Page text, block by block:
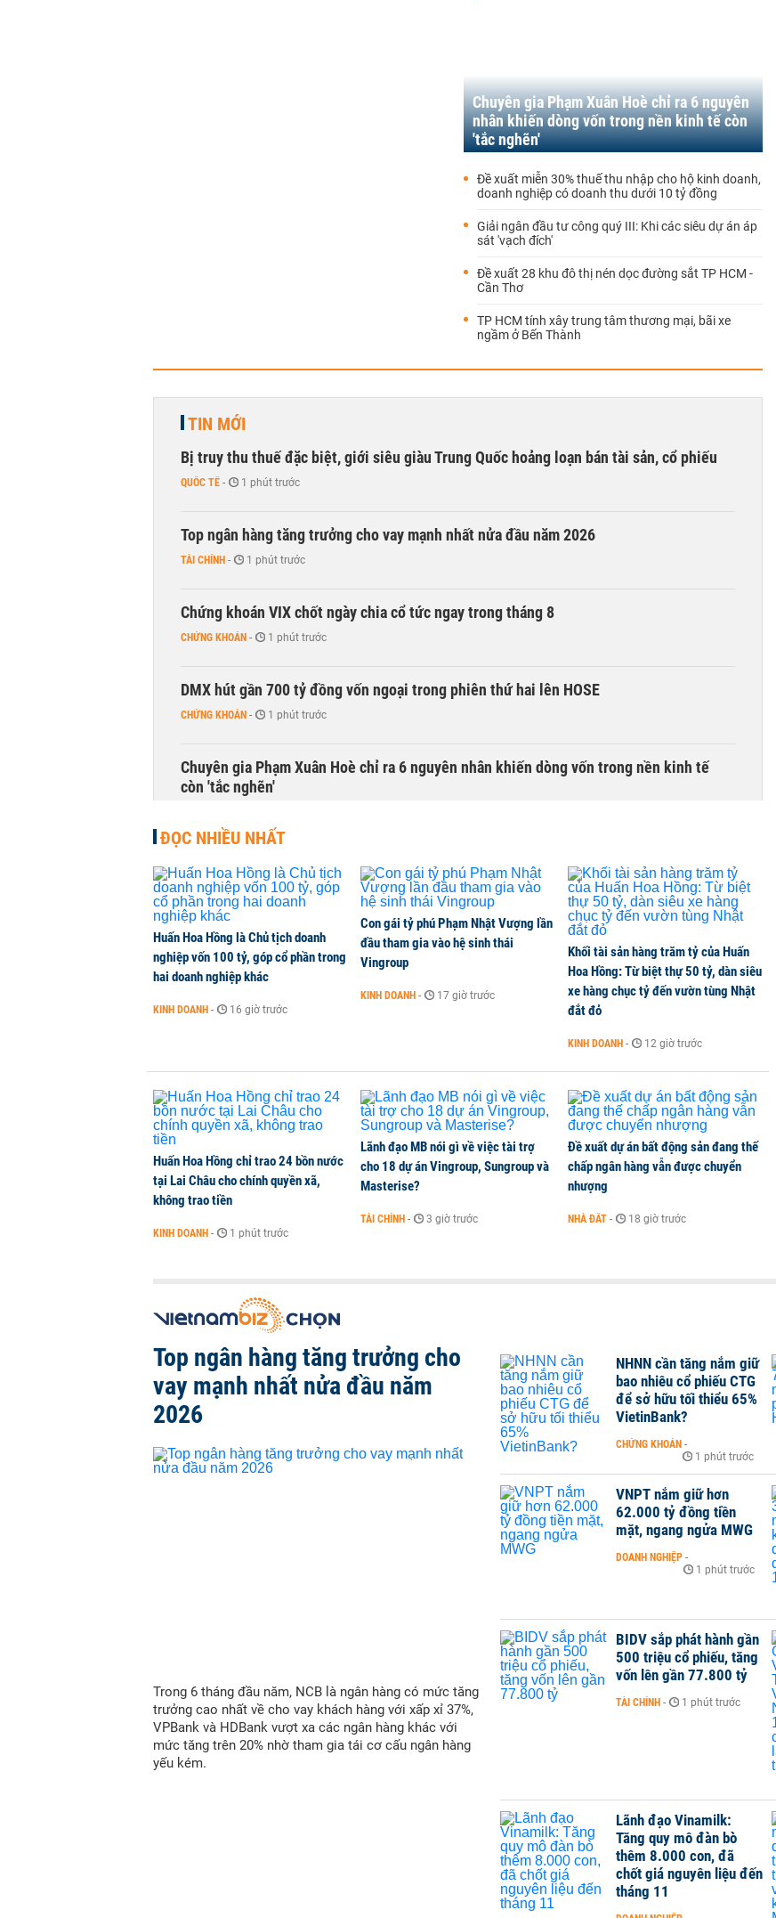
Chuyên gia Phạm Xuân Hoè chỉ ra 6 nguyên
nhân khiến dòng vốn trong nền kinh tế còn
'tắc nghẽn'
Đề xuất miễn 30% thuế thu nhập cho hộ kinh doanh,
doanh nghiệp có doanh thu dưới 10 tỷ đồng
Giải ngân đầu tư công quý III: Khi các siêu dự án áp
sát 'vạch đích'
Đề xuất 28 khu đô thị nén dọc đường sắt TP HCM -
Cần Thơ
TP HCM tính xây trung tâm thương mại, bãi xe
ngầm ở Bến Thành
TIN MỚI
Bị truy thu thuế đặc biệt, giới siêu giàu Trung Quốc hoảng loạn bán tài sản, cổ phiếu
QUỐC TẾ - 1 phút trước
Top ngân hàng tăng trưởng cho vay mạnh nhất nửa đầu năm 2026
TÀI CHÍNH - 1 phút trước
Chứng khoán VIX chốt ngày chia cổ tức ngay trong tháng 8
CHỨNG KHOÁN - 1 phút trước
DMX hút gần 700 tỷ đồng vốn ngoại trong phiên thứ hai lên HOSE
CHỨNG KHOÁN - 1 phút trước
Chuyên gia Phạm Xuân Hoè chỉ ra 6 nguyên nhân khiến dòng vốn trong nền kinh tế
còn 'tắc nghẽn'
ĐỌC NHIỀU NHẤT
Huấn Hoa Hồng là Chủ tịch doanh
nghiệp vốn 100 tỷ, góp cổ phần trong
hai doanh nghiệp khác
KINH DOANH - 16 giờ trước
Con gái tỷ phú Phạm Nhật Vượng lần
đầu tham gia vào hệ sinh thái
Vingroup
KINH DOANH - 17 giờ trước
Khối tài sản hàng trăm tỷ của Huấn
Hoa Hồng: Từ biệt thự 50 tỷ, dàn siêu
xe hàng chục tỷ đến vườn tùng Nhật
đắt đỏ
KINH DOANH - 12 giờ trước
Huấn Hoa Hồng chỉ trao 24 bồn nước
tại Lai Châu cho chính quyền xã,
không trao tiền
KINH DOANH - 1 phút trước
Lãnh đạo MB nói gì về việc tài trợ
cho 18 dự án Vingroup, Sungroup và
Masterise?
TÀI CHÍNH - 3 giờ trước
Đề xuất dự án bất động sản đang thế
chấp ngân hàng vẫn được chuyển
nhượng
NHÀ ĐẤT - 18 giờ trước
Top ngân hàng tăng trưởng cho
vay mạnh nhất nửa đầu năm
2026
Trong 6 tháng đầu năm, NCB là ngân hàng có mức tăng
trưởng cao nhất về cho vay khách hàng với xấp xỉ 37%,
VPBank và HDBank vượt xa các ngân hàng khác với
mức tăng trên 20% nhờ tham gia tái cơ cấu ngân hàng
yếu kém.
NHNN cần tăng nắm giữ
bao nhiêu cổ phiếu CTG
để sở hữu tối thiểu 65%
VietinBank?
CHỨNG KHOÁN -
1 phút trước
VNPT nắm giữ hơn
62.000 tỷ đồng tiền
mặt, ngang ngửa MWG
DOANH NGHIỆP -
1 phút trước
BIDV sắp phát hành gần
500 triệu cổ phiếu, tăng
vốn lên gần 77.800 tỷ
TÀI CHÍNH - 1 phút trước
Lãnh đạo Vinamilk:
Tăng quy mô đàn bò
thêm 8.000 con, đã
chốt giá nguyên liệu đến
tháng 11